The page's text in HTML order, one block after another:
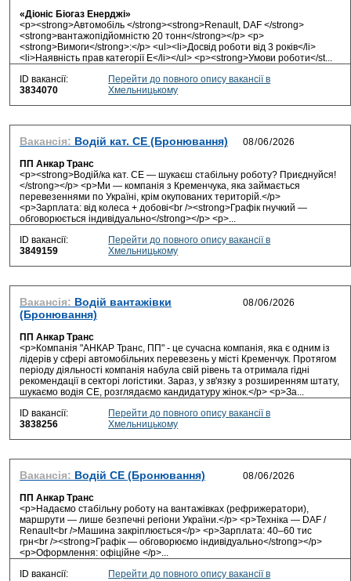
«Діоніс Біогаз Енерджі»
<p><strong>Автомобіль </strong><strong>Renault, DAF </strong>
<strong>вантажопідйомністю 20 тонн</strong></p> <p>
<strong>Вимоги</strong>:</p> <ul><li>Досвід роботи від 3 років</li>
<li>Наявність прав категорії Е</li></ul> <p><strong>Умови роботи</st...
ID вакансії:
3834070
Перейти до повного опису вакансії в
Хмельницькому
Вакансія: Водій кат. СЕ (Бронювання)
ПП Анкар Транс
<p><strong>Водій/ка кат. CE — шукаєш стабільну роботу? Приєднуйся!
</strong></p> <p>Ми — компанія з Кременчука, яка займається
перевезеннями по Україні, крім окупованих територій.</p>
<p>Зарплата: від колеса + добові<br /><strong>Графік гнучкий —
обговорюється індивідуально</strong></p> <p>...
ID вакансії:
3849159
Перейти до повного опису вакансії в
Хмельницькому
Вакансія: Водій вантажівки
(Бронювання)
ПП Анкар Транс
<p>Компанія "АНКАР Транс, ПП" - це сучасна компанія, яка є одним із
лідерів у сфері автомобільних перевезень у місті Кременчук. Протягом
періоду діяльності компанія набула свій рівень та отримала гідні
рекомендації в секторі логістики. Зараз, у зв'язку з розширенням штату,
шукаємо водія СЕ, розглядаємо кандидатуру жінок.</p> <p>За...
ID вакансії:
3838256
Перейти до повного опису вакансії в
Хмельницькому
Вакансія: Водій СЕ (Бронювання)
ПП Анкар Транс
<p>Надаємо стабільну роботу на вантажівках (рефрижератори),
маршрути — лише безпечні регіони України.</p> <p>Техніка — DAF /
Renault<br />Машина закріплюється</p> <p>Зарплата: 40–60 тис
грн<br /><strong>Графік — обговорюємо індивідуально</strong></p>
<p>Оформлення: офіційне </p>...
ID вакансії:
Перейти до повного опису вакансії в